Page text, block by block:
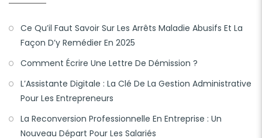
Ce Qu’il Faut Savoir Sur Les Arrêts Maladie Abusifs Et La
Façon D’y Remédier En 2025
Comment Écrire Une Lettre De Démission ?
L’Assistante Digitale : La Clé De La Gestion Administrative
Pour Les Entrepreneurs
La Reconversion Professionnelle En Entreprise : Un
Nouveau Départ Pour Les Salariés